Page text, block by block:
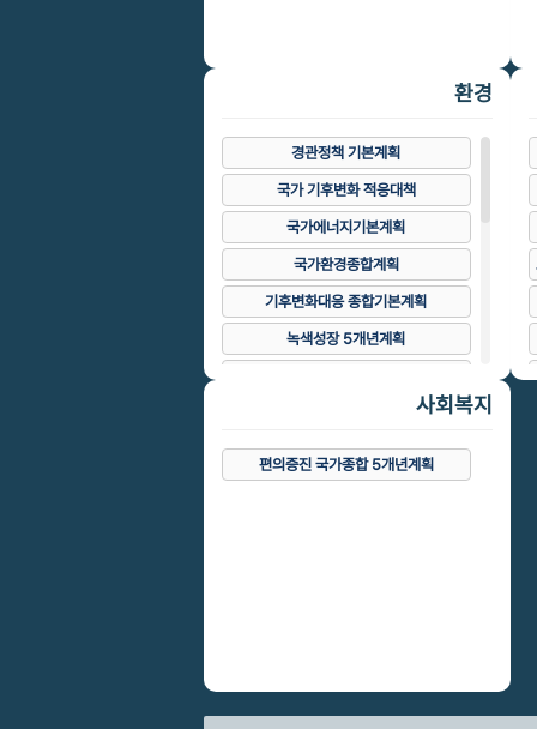
환경
경관정책 기본계획
국가 기후변화 적응대책
국가에너지기본계획
국가환경종합계획
기후변화대응 종합기본계획
녹색성장 5개년계획
물 재이용 기본계획
사회복지
편의증진 국가종합 5개년계획